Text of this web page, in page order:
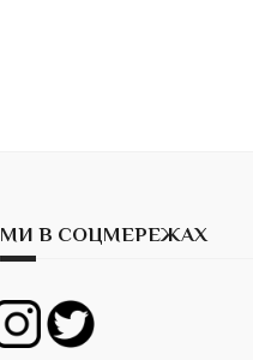
МИ В СОЦМЕРЕЖАХ